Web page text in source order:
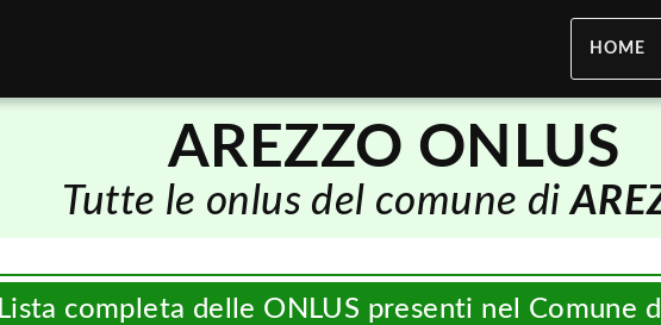
HOME
AREZZO ONLUS
Tutte le onlus del comune di
Lista completa delle ONLUS presenti nel Comune